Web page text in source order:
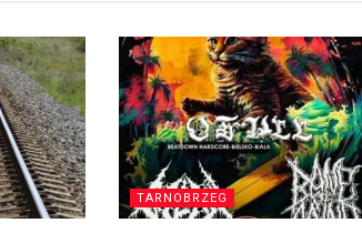
TARNOBRZEG